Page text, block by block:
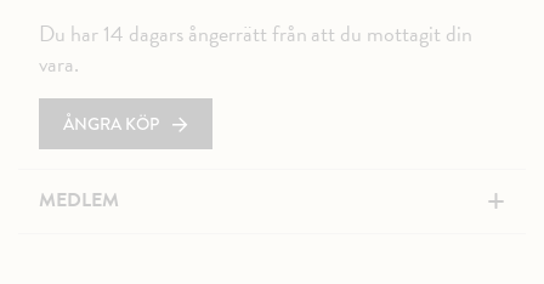
Du har 14 dagars ångerrätt från att du mottagit din
vara.
ÅNGRA KÖP
MEDLEM +